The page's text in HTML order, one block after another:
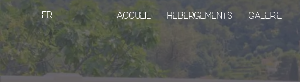
FR ACCUEIL HEBERGEMENTS GALERIE